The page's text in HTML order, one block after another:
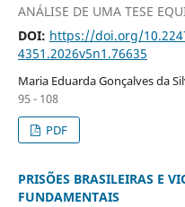
ANÁLISE DE UMA TESE
DOI: https://doi.org/
4351.2026v5n1.76635
Maria Eduarda Gonçalves da
95 - 108
PDF
PRISÕES BRASILEIRAS E
FUNDAMENTAIS